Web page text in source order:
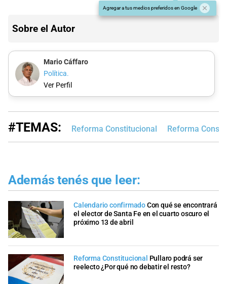
Agregar a tus medios preferidos en Google
Sobre el Autor
Mario Cáffaro
Política.
Ver Perfil
#TEMAS: Reforma Constitucional Reforma
Además tenés que leer:
Calendario confirmadoCon qué se encontrará
el elector de Santa Fe en el cuarto oscuro el
próximo 13 de abril
Reforma Constitucional Pullaro podrá ser
reelecto ¿Por qué no debatir el resto?